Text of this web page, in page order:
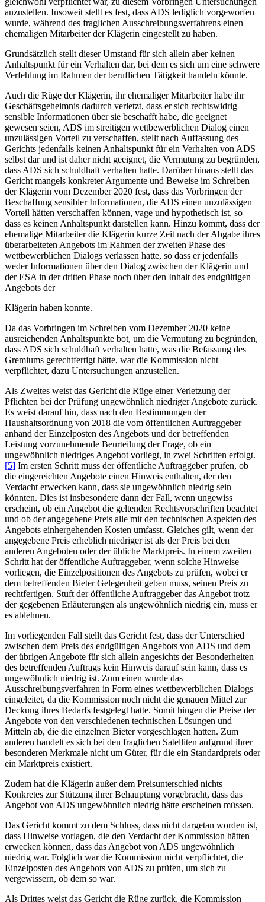
anzustellen. Insoweit stellt es fest, dass ADS lediglich vorgeworfen
wurde, während des fraglichen Ausschreibungsverfahrens einen
ehemaligen Mitarbeiter der Klägerin eingestellt zu haben.
Grundsätzlich stellt dieser Umstand für sich allein aber keinen
Anhaltspunkt für ein Verhalten dar, bei dem es sich um eine schwere
Verfehlung im Rahmen der beruflichen Tätigkeit handeln könnte.
Auch die Rüge der Klägerin, ihr ehemaliger Mitarbeiter habe ihr
Geschäftsgeheimnis dadurch verletzt, dass er sich rechtswidrig
sensible Informationen über sie beschafft habe, die geeignet
gewesen seien, ADS im streitigen wettbewerblichen Dialog einen
unzulässigen Vorteil zu verschaffen, stellt nach Auffassung des
Gerichts jedenfalls keinen Anhaltspunkt für ein Verhalten von ADS
selbst dar und ist daher nicht geeignet, die Vermutung zu begründen,
dass ADS sich schuldhaft verhalten hatte. Darüber hinaus stellt das
Gericht mangels konkreter Argumente und Beweise im Schreiben
der Klägerin vom Dezember 2020 fest, dass das Vorbringen der
Beschaffung sensibler Informationen, die ADS einen unzulässigen
Vorteil hätten verschaffen können, vage und hypothetisch ist, so
dass es keinen Anhaltspunkt darstellen kann. Hinzu kommt, dass der
ehemalige Mitarbeiter die Klägerin kurze Zeit nach der Abgabe ihres
überarbeiteten Angebots im Rahmen der zweiten Phase des
wettbewerblichen Dialogs verlassen hatte, so dass er jedenfalls
weder Informationen über den Dialog zwischen der Klägerin und
der ESA in der dritten Phase noch über den Inhalt des endgültigen
Angebots der
Klägerin haben konnte.
Da das Vorbringen im Schreiben vom Dezember 2020 keine
ausreichenden Anhaltspunkte bot, um die Vermutung zu begründen,
dass ADS sich schuldhaft verhalten hatte, was die Befassung des
Gremiums gerechtfertigt hätte, war die Kommission nicht
verpflichtet, dazu Untersuchungen anzustellen.
Als Zweites weist das Gericht die Rüge einer Verletzung der
Pflichten bei der Prüfung ungewöhnlich niedriger Angebote zurück.
Es weist darauf hin, dass nach den Bestimmungen der
Haushaltsordnung von 2018 die vom öffentlichen Auftraggeber
anhand der Einzelposten des Angebots und der betreffenden
Leistung vorzunehmende Beurteilung der Frage, ob ein
ungewöhnlich niedriges Angebot vorliegt, in zwei Schritten erfolgt.
[5] Im ersten Schritt muss der öffentliche Auftraggeber prüfen, ob
die eingereichten Angebote einen Hinweis enthalten, der den
Verdacht erwecken kann, dass sie ungewöhnlich niedrig sein
könnten. Dies ist insbesondere dann der Fall, wenn ungewiss
erscheint, ob ein Angebot die geltenden Rechtsvorschriften beachtet
und ob der angegebene Preis alle mit den technischen Aspekten des
Angebots einhergehenden Kosten umfasst. Gleiches gilt, wenn der
angegebene Preis erheblich niedriger ist als der Preis bei den
anderen Angeboten oder der übliche Marktpreis. In einem zweiten
Schritt hat der öffentliche Auftraggeber, wenn solche Hinweise
vorliegen, die Einzelpositionen des Angebots zu prüfen, wobei er
dem betreffenden Bieter Gelegenheit geben muss, seinen Preis zu
rechtfertigen. Stuft der öffentliche Auftraggeber das Angebot trotz
der gegebenen Erläuterungen als ungewöhnlich niedrig ein, muss er
es ablehnen.
Im vorliegenden Fall stellt das Gericht fest, dass der Unterschied
zwischen dem Preis des endgültigen Angebots von ADS und dem
der übrigen Angebote für sich allein angesichts der Besonderheiten
des betreffenden Auftrags kein Hinweis darauf sein kann, dass es
ungewöhnlich niedrig ist. Zum einen wurde das
Ausschreibungsverfahren in Form eines wettbewerblichen Dialogs
eingeleitet, da die Kommission noch nicht die genauen Mittel zur
Deckung ihres Bedarfs festgelegt hatte. Somit hingen die Preise der
Angebote von den verschiedenen technischen Lösungen und
Mitteln ab, die die einzelnen Bieter vorgeschlagen hatten. Zum
anderen handelt es sich bei den fraglichen Satelliten aufgrund ihrer
besonderen Merkmale nicht um Güter, für die ein Standardpreis oder
ein Marktpreis existiert.
Zudem hat die Klägerin außer dem Preisunterschied nichts
Konkretes zur Stützung ihrer Behauptung vorgebracht, dass das
Angebot von ADS ungewöhnlich niedrig hätte erscheinen müssen.
Das Gericht kommt zu dem Schluss, dass nicht dargetan worden ist,
dass Hinweise vorlagen, die den Verdacht der Kommission hätten
erwecken können, dass das Angebot von ADS ungewöhnlich
niedrig war. Folglich war die Kommission nicht verpflichtet, die
Einzelposten des Angebots von ADS zu prüfen, um sich zu
vergewissern, ob dem so war.
Als Drittes weist das Gericht die Rüge zurück, die Kommission